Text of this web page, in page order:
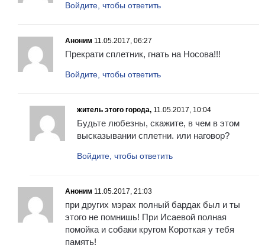
Войдите, чтобы ответить
Аноним 11.05.2017, 06:27
Прекрати сплетник, гнать на Носова!!!
Войдите, чтобы ответить
житель этого города, 11.05.2017, 10:04
Будьте любезны, скажите, в чем в этом
высказывании сплетни. или наговор?
Войдите, чтобы ответить
Аноним 11.05.2017, 21:03
при других мэрах полный бардак был и ты
этого не помнишь! При Исаевой полная
помойка и собаки кругом Короткая у тебя
память!